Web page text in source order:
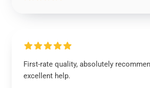
First-rate quality, absolutely
excellent help.